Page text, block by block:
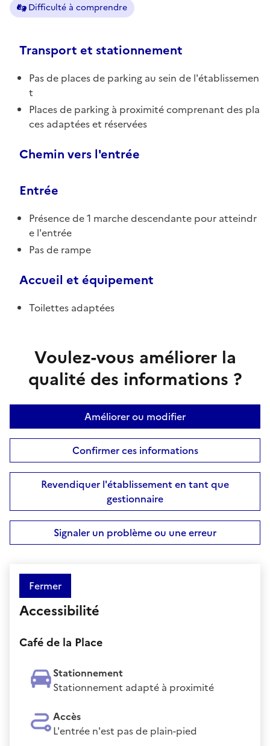
Difficulté à comprendre
Transport et stationnement
Pas de places de parking au sein de l'établissemen
t
Places de parking à proximité comprenant des pla
ces adaptées et réservées
Chemin vers l'entrée
Entrée
Présence de 1 marche descendante pour atteindr
e l'entrée
Pas de rampe
Accueil et équipement
Toilettes adaptées
Voulez-vous améliorer la
qualité des informations ?
Améliorer ou modifier
Confirmer ces informations
Revendiquer l'établissement en tant que
gestionnaire
Signaler un problème ou une erreur
Fermer
Accessibilité
Café de la Place
Stationnement
Stationnement adapté à proximité
Accès
L'entrée n'est pas de plain-pied